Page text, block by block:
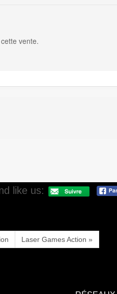
vente.
like us:
Laser Games Action »